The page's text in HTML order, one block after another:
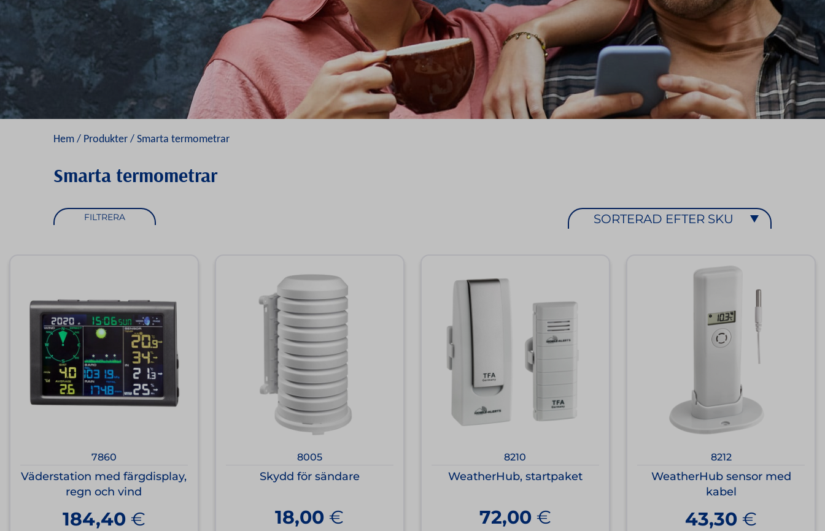
Hem / Produkter / Smarta termometrar
Smarta termometrar
FILTRERA SORTERAD EFTER SKU
7860
Väderstation med färgdisplay,
regn och vind
184,40 €
8005
Skydd för sändare
18,00 €
8210
WeatherHub, startpaket
72,00 €
8212
WeatherHub sensor med
kabel
43,30 €